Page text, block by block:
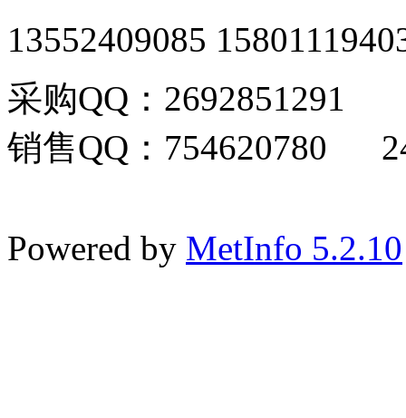
13552409085
采购QQ：2692851291
销售QQ：754620780
Powered by MetInfo 5.2.10